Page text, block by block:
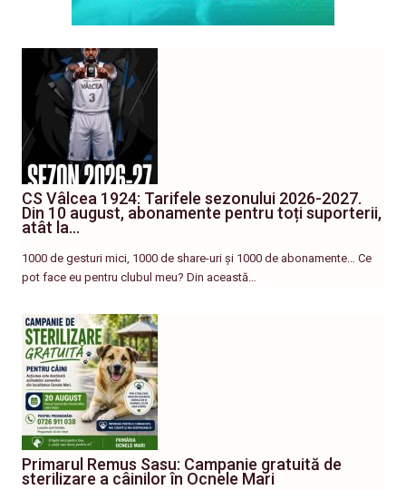
CS Vâlcea 1924: Tarifele sezonului 2026-2027.
Din 10 august, abonamente pentru toți suporterii,
atât la…
1000 de gesturi mici, 1000 de share-uri și 1000 de abonamente… Ce
pot face eu pentru clubul meu? Din această…
Primarul Remus Sasu: Campanie gratuită de
sterilizare a câinilor în Ocnele Mari